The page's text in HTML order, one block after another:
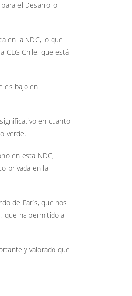
el Desarrollo
en la NDC, lo que
CLG Chile, que está
es bajo en
en cuanto
verde.
en esta NDC,
privada en la
de París, que nos
que ha permitido a
y valorado que